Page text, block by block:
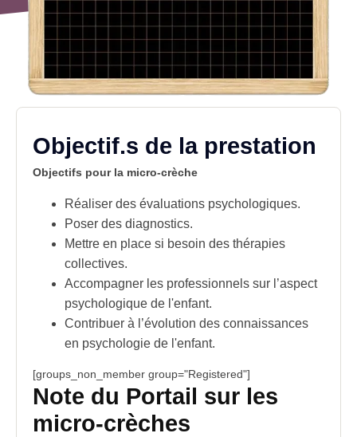
Objectif.s de la prestation
Objectifs pour la micro-crèche
Réaliser des évaluations psychologiques.
Poser des diagnostics.
Mettre en place si besoin des thérapies
collectives.
Accompagner les professionnels sur l’aspect
psychologique de l'enfant.
Contribuer à l’évolution des connaissances
en psychologie de l'enfant.
[groups_non_member group="Registered"]
Note du Portail sur les
micro-crèches